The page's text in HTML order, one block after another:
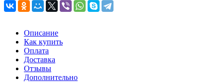
Описание
Как купить
Оплата
Доставка
Отзывы
Дополнительно